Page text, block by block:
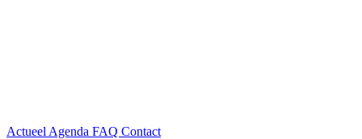
Actueel Agenda FAQ Contact